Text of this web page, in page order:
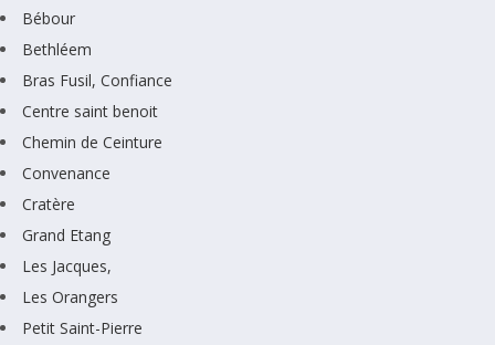
Bébour
Bethléem
Bras Fusil, Confiance
Centre saint benoit
Chemin de Ceinture
Convenance
Cratère
Grand Etang
Les Jacques,
Les Orangers
Petit Saint-Pierre